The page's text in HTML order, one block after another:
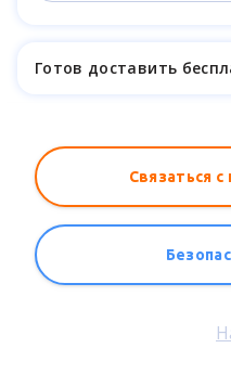
Готов доставить
Связаться